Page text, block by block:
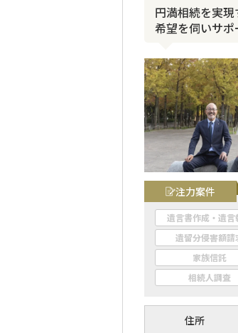
円満相続を実
希望を伺いサ
注力案件
遺言書作成・遺言
遺留分侵害額請
家族信託
相続人調査
住所